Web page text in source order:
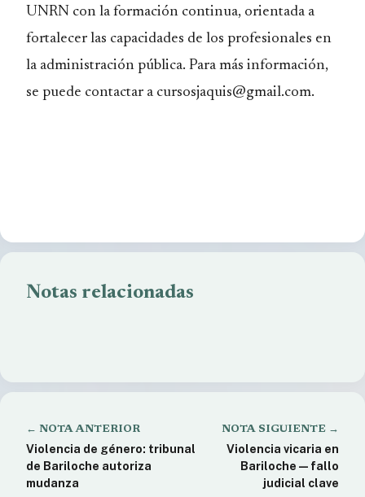
UNRN con la formación continua, orientada a
fortalecer las capacidades de los profesionales en
la administración pública. Para más información,
se puede contactar a cursosjaquis@gmail.com.
Notas relacionadas
La UNRN abre la inscripción a actividades de diseño
← NOTA ANTERIOR
Violencia de género: tribunal
de Bariloche autoriza
mudanza
NOTA SIGUIENTE →
Violencia vicaria en
Bariloche — fallo
judicial clave